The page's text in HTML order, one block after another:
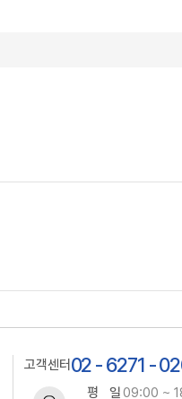
고객센터 02 - 6271 -
평 일09:00 ~